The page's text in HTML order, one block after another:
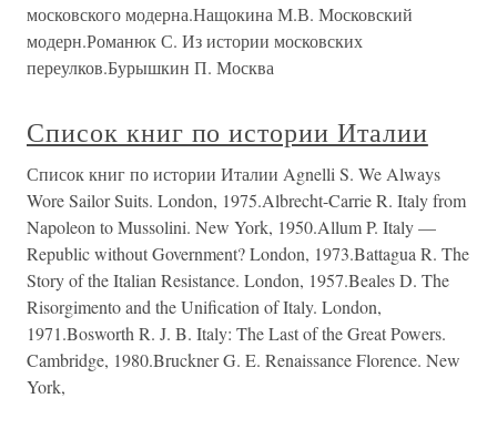
московского модерна.Нащокина М.В. Московский
модерн.Романюк С. Из истории московских
переулков.Бурышкин П. Москва
Список книг по истории Италии
Список книг по истории Италии Agnelli S. We Always
Wore Sailor Suits. London, 1975.Albrecht-Carrie R. Italy from
Napoleon to Mussolini. New York, 1950.Allum P. Italy —
Republic without Government? London, 1973.Battagua R. The
Story of the Italian Resistance. London, 1957.Beales D. The
Risorgimento and the Unification of Italy. London,
1971.Bosworth R. J. B. Italy: The Last of the Great Powers.
Cambridge, 1980.Bruckner G. E. Renaissance Florence. New
York,